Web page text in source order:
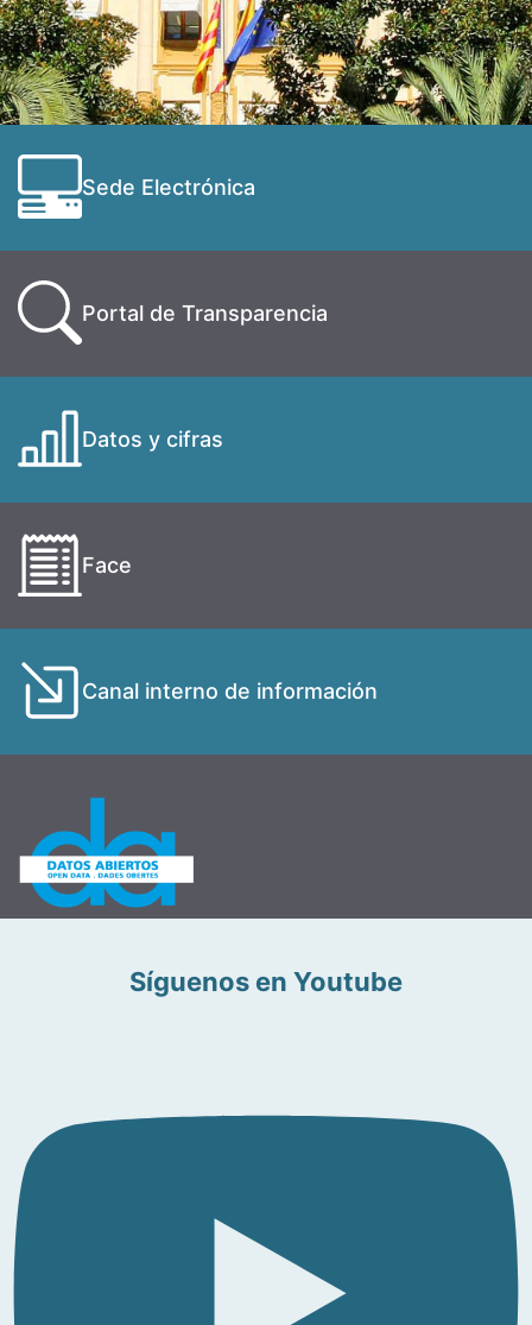
Sede Electrónica
Portal de Transparencia
Datos y cifras
Face
Canal interno de información
Síguenos en Youtube